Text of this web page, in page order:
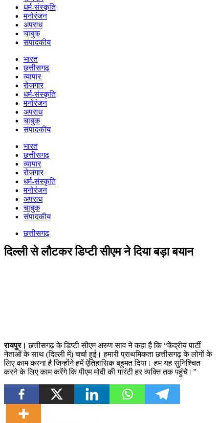
धर्म-संस्कृति
मनोरंजन
अपराध
चाबुक
संपादकीय
भारत
छत्तीसगढ़
व्यापार
रोजगार
धर्म-संस्कृति
मनोरंजन
अपराध
चाबुक
संपादकीय
भारत
छत्तीसगढ़
व्यापार
रोजगार
धर्म-संस्कृति
मनोरंजन
अपराध
चाबुक
संपादकीय
छत्तीसगढ़
दिल्ली से लौटकर डिप्टी सीएम ने दिया बड़ा बयान
रायपुर।छत्तीसगढ़ के डिप्टी सीएम अरुण साव ने कहा है कि “केंद्रीय पार्टी
नेताओं के साथ (दिल्ली में) चर्चा हुई। हमारी प्राथमिकता छत्तीसगढ़ के लोगों के
लिए काम करना है जिन्होंने हमें ऐतिहासिक बहुमत दिया। हम यह सुनिश्चित
करने के लिए काम करेंगे कि पीएम मोदी की गारंटी हर व्यक्ति तक पहुंचे।”